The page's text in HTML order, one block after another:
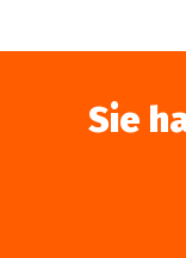
Sie